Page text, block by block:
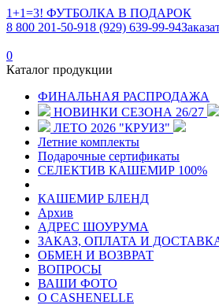
1+1=3! ФУТБОЛКА В ПОДАРОК
8 800 201-50-918 (929) 639-99-94
0
Каталог продукции
ФИНАЛЬНАЯ РАСПРОДАЖА
НОВИНКИ СЕЗОНА 26/27
ЛЕТО 2026 "КРУИЗ"
Летние комплекты
Подарочные сертификаты
СЕЛЕКТИВ КАШЕМИР 100%
КАШЕМИР БЛЕНД
Архив
АДРЕС ШОУРУМА
ЗАКАЗ, ОПЛАТА И
ОБМЕН И ВОЗВРАТ
ВОПРОСЫ
ВАШИ ФОТО
О CASHENELLE